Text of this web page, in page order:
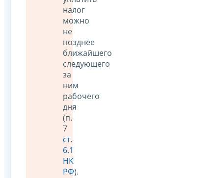
налог
можно
не
позднее
ближайшего
следующего
за
ним
рабочего
дня
(п.
7
ст.
6.1
НК
РФ).